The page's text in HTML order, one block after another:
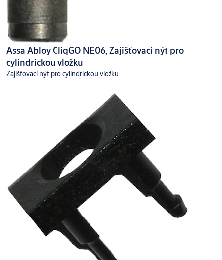
Assa Abloy CliqGO NE06, Zajišťovací nýt pro
cylindrickou vložku
Zajišťovací nýt pro cylindrickou vložku